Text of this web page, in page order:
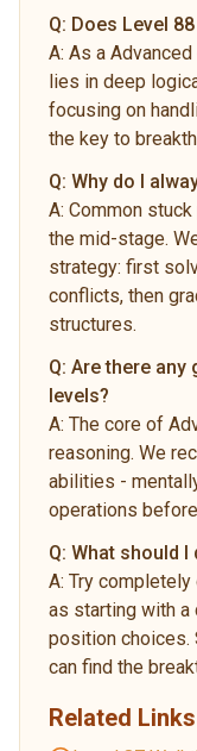
Q: Does Level
A: As a
lies in deep
focusing on
the key to
Q: Why do I
A: Common
the mid-stage.
strategy: first
conflicts, then
structures.
Q: Are there any
levels?
A: The core of
reasoning. We
abilities -
operations
Q: What should
A: Try
as starting with
position choices.
can find the
Related Links